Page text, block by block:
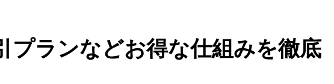
プランなどお得な仕組みを徹底